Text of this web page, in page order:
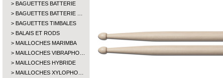
BAGUETTES BATTERIE
BAGUETTES BATTERIE …
BAGUETTES TIMBALES
BALAIS ET RODS
MAILLOCHES MARIMBA
MAILLOCHES VIBRAPHO…
MAILLOCHES HYBRIDE
MAILLOCHES XYLOPHO…